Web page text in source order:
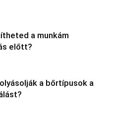
a munkám
előtt?
a bőrtípusok a